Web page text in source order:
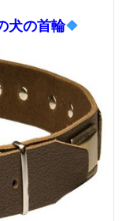
犬の首輪❖